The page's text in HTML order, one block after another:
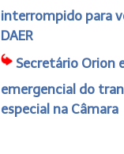
interrompido para
DAER
Secretário Orion
emergencial do
especial na Câmara